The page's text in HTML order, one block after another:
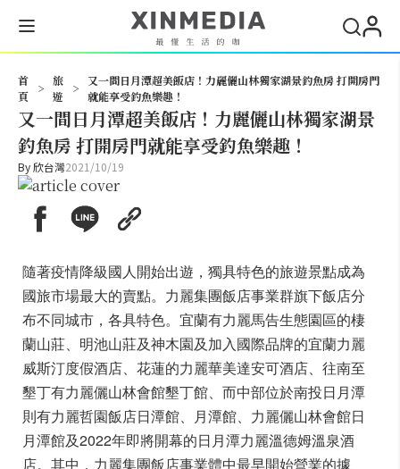
首
頁
>
旅
遊
>
又一間日月潭超美飯店！力麗儷山林獨家湖景釣魚房 打開房門
就能享受釣魚樂趣！
又一間日月潭超美飯店！力麗儷山林獨家湖景
釣魚房 打開房門就能享受釣魚樂趣！
By欣台灣2021/10/19
隨著疫情降級國人開始出遊，獨具特色的旅遊景點成為
國旅市場最大的賣點。力麗集團飯店事業群旗下飯店分
布不同城市，各具特色。宜蘭有力麗馬告生態園區的棲
蘭山莊、明池山莊及神木園及加入國際品牌的宜蘭力麗
威斯汀度假酒店、花蓮的力麗華美達安可酒店、往南至
墾丁有力麗儷山林會館墾丁館、而中部位於南投日月潭
則有力麗哲園飯店日潭館、月潭館、力麗儷山林會館日
月潭館及2022年即將開幕的日月潭力麗溫德姆溫泉酒
店。其中，力麗集團飯店事業體中最早開始營業的據